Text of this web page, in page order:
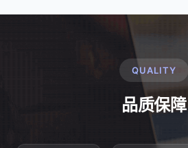
QUALITY
品质保障